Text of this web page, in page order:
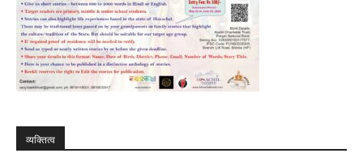
व्यक्तित्व